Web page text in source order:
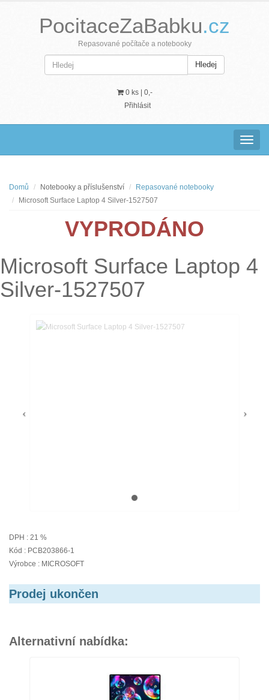
PocitaceZaBabku.cz
Repasované počítače a notebooky
Hledej
0 ks | 0,-
Přihlásit
Domů Notebooky a příslušenství
Repasované notebooky
Microsoft Surface Laptop 4 Silver-1527507
VYPRODÁNO
Microsoft Surface Laptop 4
Silver-1527507
DPH : 21 %
Kód : PCB203866-1
Výrobce : MICROSOFT
Prodej ukončen
Alternativní nabídka: